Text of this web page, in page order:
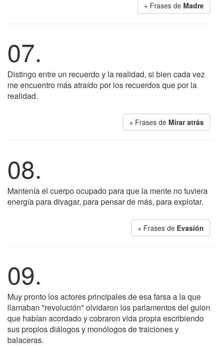
+ Frases de Madre
07.
Distingo entre un recuerdo y la realidad, si bien cada vez
me encuentro más atraído por los recuerdos que por la
realidad.
+ Frases de Mirar atrás
08.
Mantenía el cuerpo ocupado para que la mente no tuviera
energía para divagar, para pensar de más, para explotar.
+ Frases de Evasión
09.
Muy pronto los actores principales de esa farsa a la que
llamaban "revolución" olvidaron los parlamentos del guion
que habían acordado y cobraron vida propia escribiendo
sus propios diálogos y monólogos de traiciones y
balaceras.